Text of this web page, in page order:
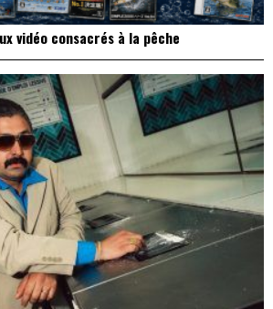
vidéo consacrés à la pêche